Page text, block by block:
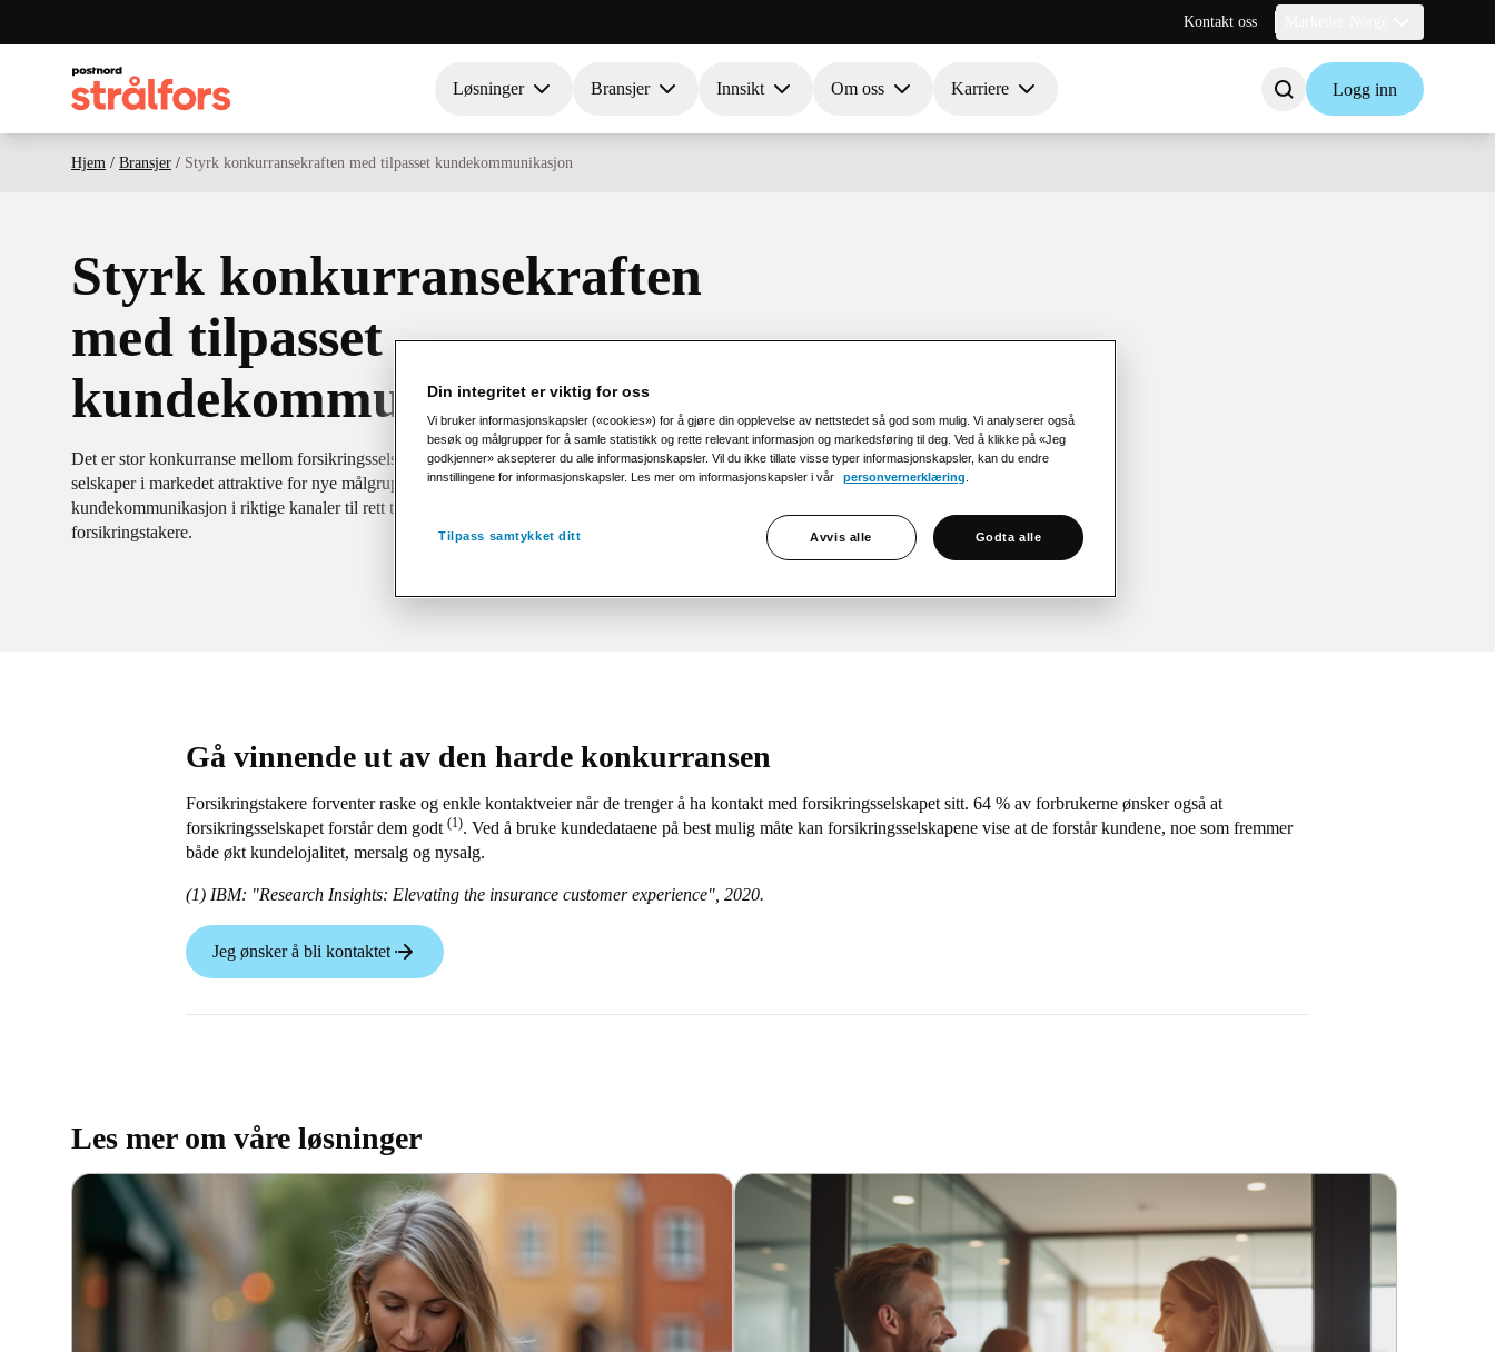
Kontakt oss
Løsninger Bransjer Innsikt Om oss Karriere Logg inn
Hjem / Bransjer / Styrk konkurransekraften med tilpasset kundekommunikasjon
Styrk konkurransekraften
med tilpasset
kundekommunikasjon
Det er stor konkurranse mellom forsikringsselskaper. Teknologisk innovasjon gjør nye
selskaper i markedet attraktive for nye målgrupper. Enkelhet og personlig
kundekommunikasjon i riktige kanaler til rett tid er nøkkelfaktorer for å beholde og få nye
forsikringstakere.
Gå vinnende ut av den harde konkurransen
Forsikringstakere forventer raske og enkle kontaktveier når de trenger å ha kontakt med forsikringsselskapet sitt. 64 % av forbrukerne ønsker også at
forsikringsselskapet forstår dem godt(1). Ved å bruke kundedataene på best mulig måte kan forsikringsselskapene vise at de forstår kundene, noe som fremmer
både økt kundelojalitet, mersalg og nysalg.
(1) IBM: "Research Insights: Elevating the insurance customer experience", 2020.
Jeg ønsker å bli kontaktet
Les mer om våre løsninger
Din integritet er viktig for oss
Vi bruker informasjonskapsler («cookies») for å gjøre din opplevelse av nettstedet så god som mulig. Vi analyserer også
besøk og målgrupper for å samle statistikk og rette relevant informasjon og markedsføring til deg. Ved å klikke på «Jeg
godkjenner» aksepterer du alle informasjonskapsler. Vil du ikke tillate visse typer informasjonskapsler, kan du endre
innstillingene for informasjonskapsler. Les mer om informasjonskapsler i vår
personvernerklæring
Tilpass samtykket ditt Avvis alle Godta alle